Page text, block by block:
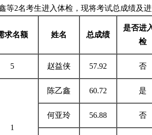
等2名考生进入体检，现将考试总成绩及
求名额 姓名 总成绩
是否进
检
5 赵益侠 57.92 否
1
陈乙鑫 60.72 是
何亚玲 56.88 否